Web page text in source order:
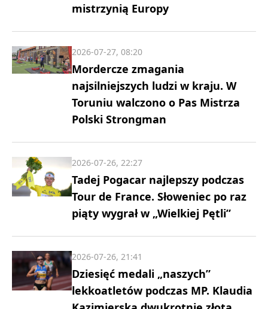
mistrzynią Europy
Mordercze zmagania
najsilniejszych ludzi w kraju. W
Toruniu walczono o Pas Mistrza
Polski Strongman
2026-07-27, 08:20
Tadej Pogacar najlepszy podczas
Tour de France. Słoweniec po raz
piąty wygrał w „Wielkiej Pętli”
2026-07-26, 22:27
Dziesięć medali „naszych”
lekkoatletów podczas MP. Klaudia
2026-07-26, 21:41